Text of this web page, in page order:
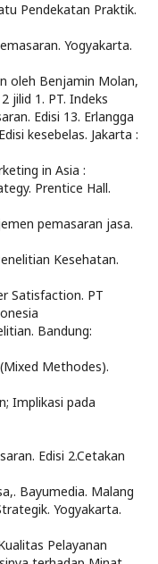
Pendekatan Praktik.
Yogyakarta.
oleh Benjamin Molan,
jilid 1. PT. Indeks
Edisi 13. Erlangga
kesebelas. Jakarta :
in Asia :
Prentice Hall.
pemasaran jasa.
Kesehatan.
Satisfaction. PT
Bandung:
Methodes).
Implikasi pada
Edisi 2.Cetakan
Bayumedia. Malang
Yogyakarta.
Pelayanan